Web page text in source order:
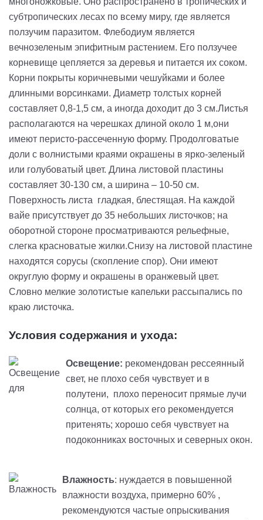
субтропических лесах по всему миру, где является
ползучим паразитом. Флебодиум является
вечнозеленым эпифитным растением. Его ползучее
корневище цепляется за деревья и питается их соком.
Корни покрыты коричневыми чешуйками и более
длинными ворсинками. Диаметр толстых корней
составляет 0,8-1,5 см, а иногда доходит до 3 см.Листья
располагаются на черешках длиной около 1 м,они
имеют перисто-рассеченную форму. Продолговатые
доли с волнистыми краями окрашены в ярко-зеленый
или голубоватый цвет. Длина листовой пластины
составляет 30-130 см, а ширина – 10-50 см.
Поверхность листа гладкая, блестящая. На каждой
вайе присутствует до 35 небольших листочков; на
оборотной стороне просматриваются рельефные,
слегка красноватые жилки.Снизу на листовой пластине
находятся сорусы (скопление спор). Они имеют
округлую форму и окрашены в оранжевый цвет.
Словно мелкие золотистые капельки рассыпались по
краю листочка.
Условия содержания и ухода:
Освещение: рекомендован рессеянный
свет, не плохо себя чувствует и в
полутени, плохо переносит прямые лучи
солнца, от которых его рекомендуется
притенять; хорошо себя чувствует на
подоконниках восточных и северных окон.
Влажность: нуждается в повышенной
влажности воздуха, примерно 60% ,
рекомендуются частые опрыскивания